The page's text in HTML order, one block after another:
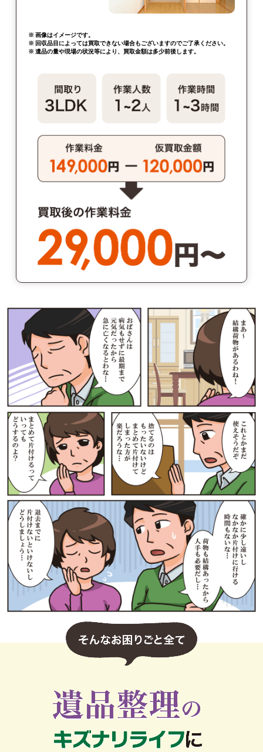
※ 画像はイメージです。
※ 回収品目によっては買取できない場合もございますのでご了承ください。
※ 遺品の量や現場の状況等により、買取金額は多少前後します。